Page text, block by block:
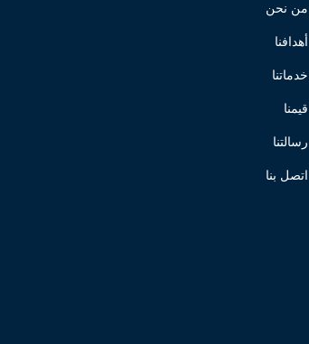
من نحن
أهدافنا
خدماتنا
قيمنا
رسالتنا
اتصل بنا